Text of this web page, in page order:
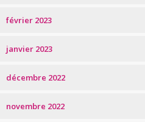
février 2023
janvier 2023
décembre 2022
novembre 2022